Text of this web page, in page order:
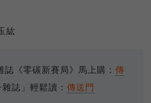
紘
誌《零碳新賽局》馬上購： 傳
雜誌」輕鬆讀： 傳送門